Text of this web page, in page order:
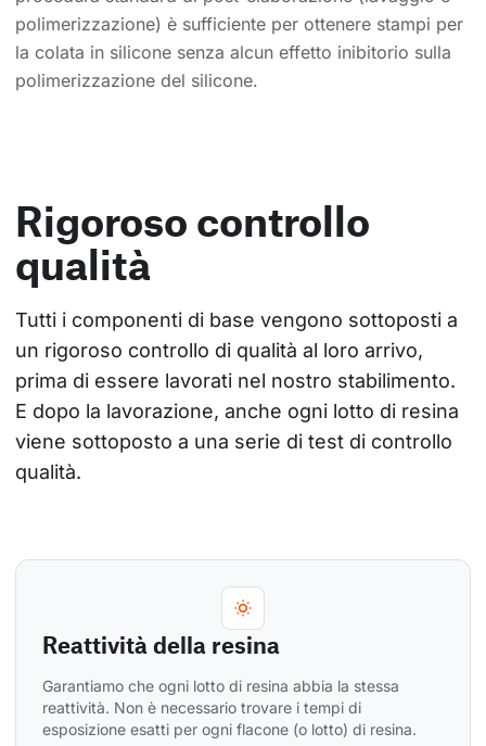
polimerizzazione) è sufficiente per ottenere stampi per
la colata in silicone senza alcun effetto inibitorio sulla
polimerizzazione del silicone.
Rigoroso controllo
qualità
Tutti i componenti di base vengono sottoposti a
un rigoroso controllo di qualità al loro arrivo,
prima di essere lavorati nel nostro stabilimento.
E dopo la lavorazione, anche ogni lotto di resina
viene sottoposto a una serie di test di controllo
qualità.
Reattività della resina
Garantiamo che ogni lotto di resina abbia la stessa
reattività. Non è necessario trovare i tempi di
esposizione esatti per ogni flacone (o lotto) di resina.